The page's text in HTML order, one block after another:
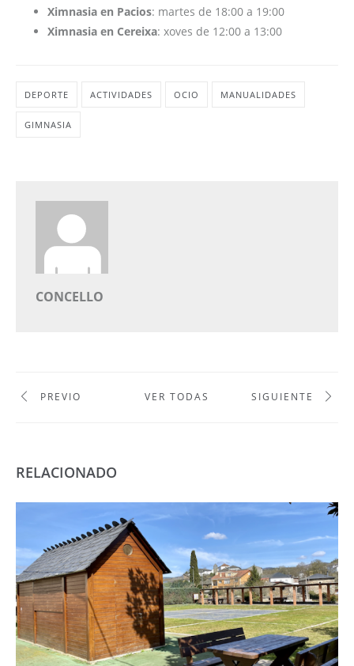
Ximnasia en Pacios: martes de 18:00 a 19:00
Ximnasia en Cereixa: xoves de 12:00 a 13:00
DEPORTE ACTIVIDADES OCIO MANUALIDADES
GIMNASIA
CONCELLO
PREVIO VER TODAS SIGUIENTE
RELACIONADO